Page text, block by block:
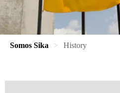
Somos Sika History